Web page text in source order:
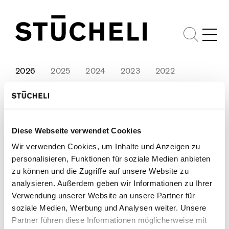
Diese Webseite verwendet Cookies
Wir verwenden Cookies, um Inhalte und Anzeigen zu
personalisieren, Funktionen für soziale Medien anbieten
zu können und die Zugriffe auf unsere Website zu
analysieren. Außerdem geben wir Informationen zu Ihrer
Verwendung unserer Website an unsere Partner für
soziale Medien, Werbung und Analysen weiter. Unsere
Partner führen diese Informationen möglicherweise mit
2026 2025 2024 2023
2022
06.08.2026
Aufbruch statt Abbruch -
Bau des Monats
16.07.2026
Eichhof West – Baufeld
C, Luzern Kriens
21.05.2026
80 Jahre Stücheli – Unser
Jubiläum voller